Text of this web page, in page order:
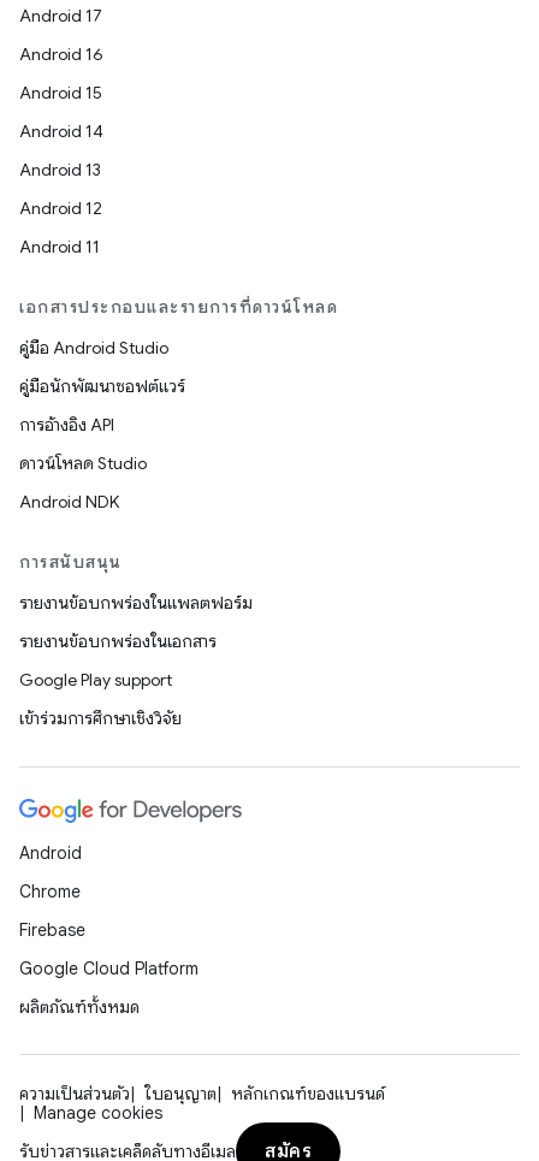
Android 17
Android 16
Android 15
Android 14
Android 13
Android 12
Android 11
เอกสารประกอบและรายการที่ดาวน์โหลด
คู่มือ Android Studio
คู่มือนักพัฒนาซอฟต์แวร์
การอ้างอิง API
ดาวน์โหลด Studio
Android NDK
การสนับสนุน
รายงานข้อบกพร่องในแพลตฟอร์ม
รายงานข้อบกพร่องในเอกสาร
Google Play support
เข้าร่วมการศึกษาเชิงวิจัย
Android
Chrome
Firebase
Google Cloud Platform
ผลิตภัณฑ์ทั้งหมด
ความเป็นส่วนตัว ใบอนุญาต
หลักเกณฑ์ของแบรนด์
Manage cookies
รับข่าวสารและเคล็ดลับทางอีเมล
สมัคร